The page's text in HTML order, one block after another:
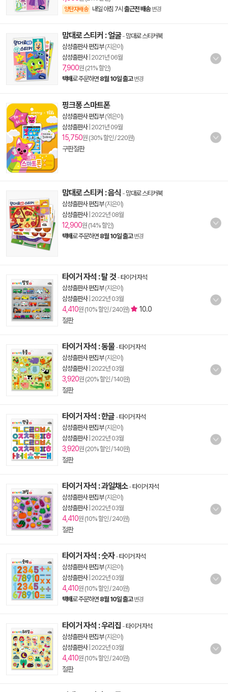
양탄자배송 내일 아침 7시 출근전 배송 변경
맘대로 스티커 : 얼굴- 맘대로 스티커북
삼성출판사 편집부(지은이)
삼성출판사| 2021년 06월
7,900원 (21% 할인)
택배로 주문하면 8월 10일 출고 변경
핑크퐁 스마트폰
삼성출판사 편집부(엮은이)
삼성출판사| 2021년 09월
15,750원 (30% 할인 / 220원)
구판절판
맘대로 스티커 : 음식 - 맘대로 스티커북
삼성출판사 편집부(지은이)
삼성출판사| 2022년 08월
12,900원 (14% 할인)
택배로 주문하면 8월 10일 출고 변경
타이거 자석 : 탈 것 -타이거 자석
삼성출판사 편집부(지은이)
삼성출판사| 2022년 03월
4,410원 (10% 할인 / 240원)
10.0
절판
타이거 자석 : 동물-타이거 자석
삼성출판사 편집부(지은이)
삼성출판사| 2022년 03월
3,920원 (20% 할인 / 140원)
절판
타이거 자석 : 한글 -타이거 자석
삼성출판사 편집부(지은이)
삼성출판사| 2022년 03월
3,920원 (20% 할인 / 140원)
절판
타이거 자석 : 과일채소-타이거 자석
삼성출판사 편집부(지은이)
삼성출판사| 2022년 03월
4,410원 (10% 할인 / 240원)
절판
타이거 자석 : 숫자-타이거 자석
삼성출판사 편집부(지은이)
삼성출판사| 2022년 03월
4,410원 (10% 할인 / 240원)
택배로 주문하면 8월 10일 출고 변경
타이거 자석 : 우리집 -타이거 자석
삼성출판사 편집부(지은이)
삼성출판사| 2022년 03월
4,410원 (10% 할인 / 240원)
절판